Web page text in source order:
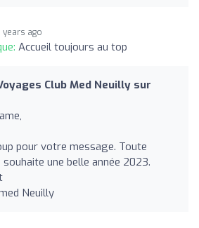
years ago
Accueil toujours au top
Club Med Neuilly sur
pour votre message. Toute
une belle année 2023.
Neuilly